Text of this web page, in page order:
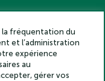
– Tous droits réservés
la fréquentation du
et l’administration
expérience
au
gérer vos